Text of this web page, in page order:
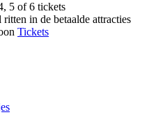
5 of 6 tickets
in de betaalde attracties
Tickets